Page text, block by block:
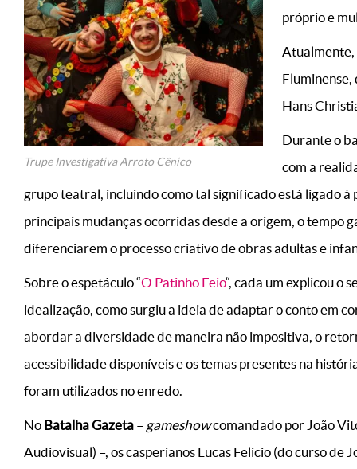
Trupe Investigativa Arroto Cênico
próprio e
Atualmente,
Fluminense,
Hans
Durante o
com a
grupo teatral, incluindo como tal significado está ligado à
principais mudanças ocorridas desde a origem, o tempo
diferenciarem o processo criativo de obras adultas e
Sobre o espetáculo “O Patinho Feio“, cada um explicou o
idealização, como surgiu a ideia de adaptar o conto em
abordar a diversidade de maneira não impositiva, o
acessibilidade disponíveis e os temas presentes na
foram utilizados no enredo.
No Batalha Gazeta – gameshowcomandado por João
Audiovisual) –, os casperianos Lucas Felicio (do curso de